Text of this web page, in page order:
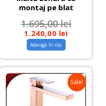
montaj pe blat
1.695,00lei
1.240,00 lei
Adaugă în coș
Sale!